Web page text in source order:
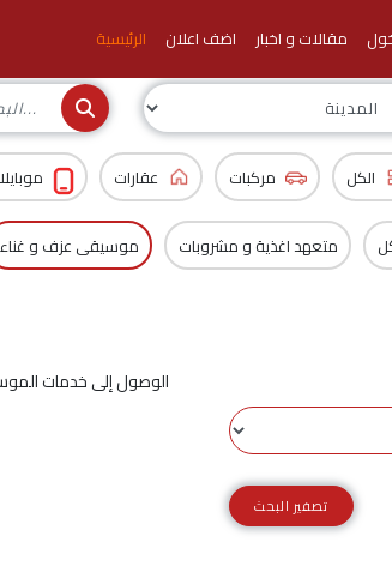
الرئيسية اضف اعلان مقالات و اخبار
الكل مركبات عقارات
متعهد اغذية و مشروبات موسيقى عزف و غناء
تصفير البحث
الوصول إلى خدمات